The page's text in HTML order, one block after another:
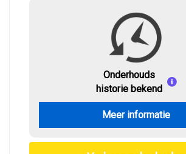
Onderhouds
historie bekend
Meer informatie